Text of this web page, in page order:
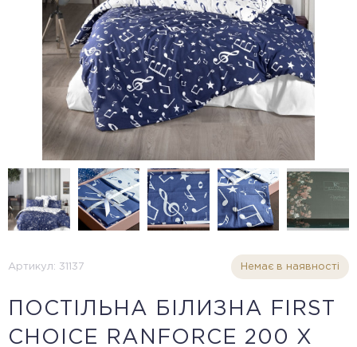
Артикул: 31137 Немає в наявності
ПОСТІЛЬНА БІЛИЗНА FIRST
CHOICE RANFORCE 200 Х